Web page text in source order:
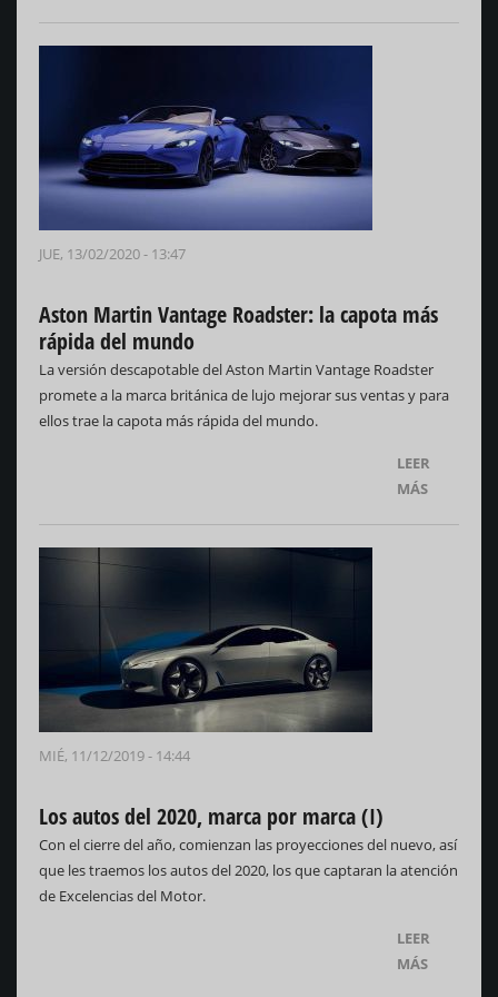
JUE, 13/02/2020 - 13:47
Aston Martin Vantage Roadster: la capota más
rápida del mundo
La versión descapotable del Aston Martin Vantage Roadster
promete a la marca británica de lujo mejorar sus ventas y para
ellos trae la capota más rápida del mundo.
LEER
MÁS
MIÉ, 11/12/2019 - 14:44
Los autos del 2020, marca por marca (I)
Con el cierre del año, comienzan las proyecciones del nuevo, así
que les traemos los autos del 2020, los que captaran la atención
de Excelencias del Motor.
LEER
MÁS